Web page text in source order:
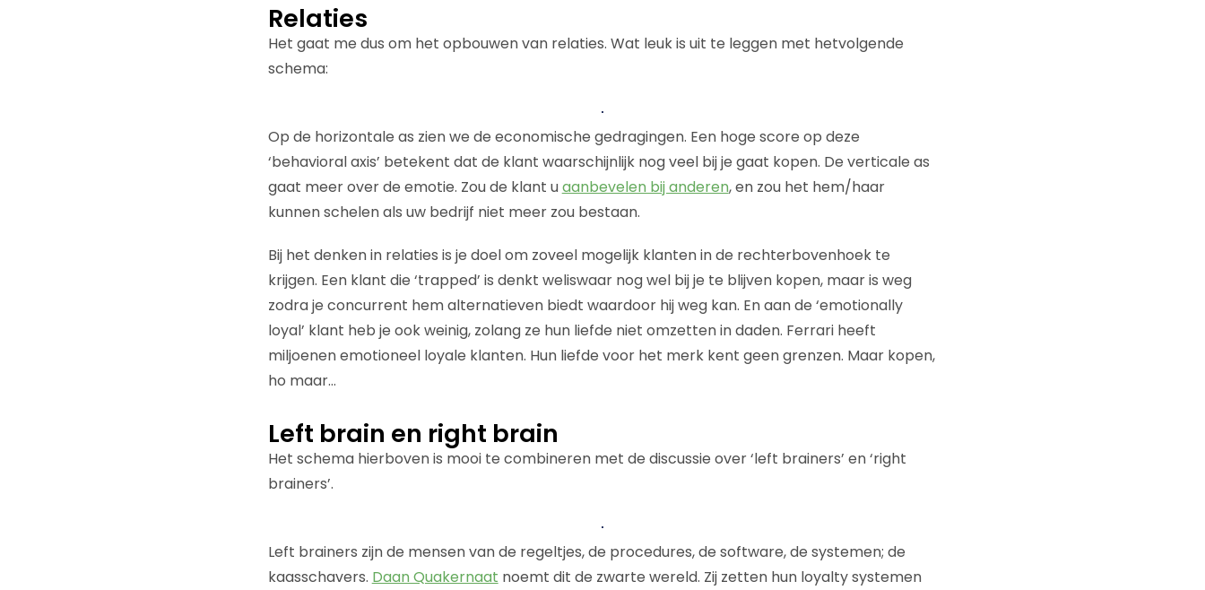
Relaties
Het gaat me dus om het opbouwen van relaties. Wat leuk is uit te leggen met hetvolgende
schema:
Op de horizontale as zien we de economische gedragingen. Een hoge score op deze
‘behavioral axis’ betekent dat de klant waarschijnlijk nog veel bij je gaat kopen. De verticale as
gaat meer over de emotie. Zou de klant uaanbevelen bij anderen, en zou het hem/haar
kunnen schelen als uw bedrijf niet meer zou bestaan.
Bij het denken in relaties is je doel om zoveel mogelijk klanten in de rechterbovenhoek te
krijgen. Een klant die ‘trapped’ is denkt weliswaar nog wel bij je te blijven kopen, maar is weg
zodra je concurrent hem alternatieven biedt waardoor hij weg kan. En aan de ‘emotionally
loyal’ klant heb je ook weinig, zolang ze hun liefde niet omzetten in daden. Ferrari heeft
miljoenen emotioneel loyale klanten. Hun liefde voor het merk kent geen grenzen. Maar kopen,
ho maar…
Left brain en right brain
Het schema hierboven is mooi te combineren met de discussie over ‘left brainers’ en ‘right
brainers’.
Left brainers zijn de mensen van de regeltjes, de procedures, de software, de systemen; de
kaasschavers. Daan Quakernaat noemt dit de zwarte wereld. Zij zetten hun loyalty systemen